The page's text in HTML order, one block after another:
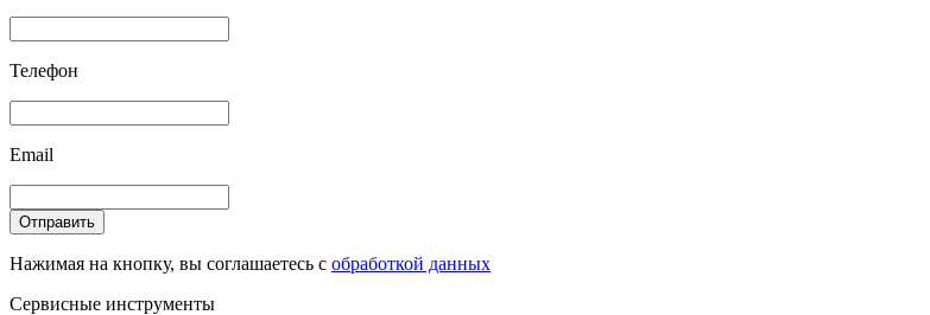
Телефон
Email
Отправить
Нажимая на кнопку, вы соглашаетесь с обработкой данных
Сервисные инструменты